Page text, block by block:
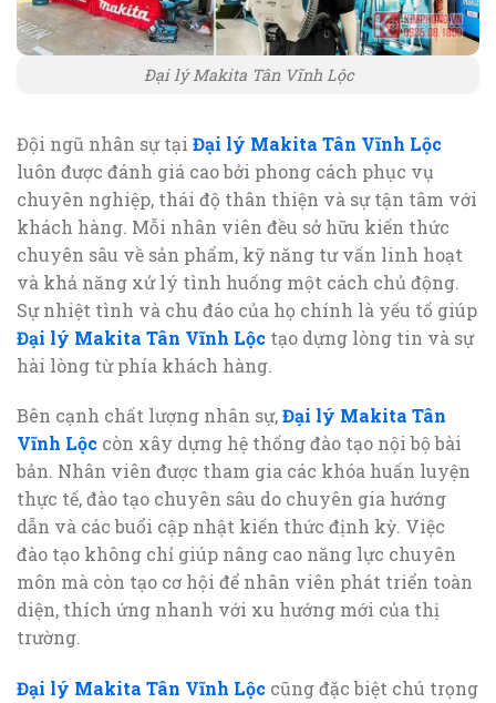
Đại lý Makita Tân Vĩnh Lộc
Đội ngũ nhân sự tại Đại lý Makita Tân Vĩnh Lộc
luôn được đánh giá cao bởi phong cách phục vụ
chuyên nghiệp, thái độ thân thiện và sự tận tâm với
khách hàng. Mỗi nhân viên đều sở hữu kiến thức
chuyên sâu về sản phẩm, kỹ năng tư vấn linh hoạt
và khả năng xử lý tình huống một cách chủ động.
Sự nhiệt tình và chu đáo của họ chính là yếu tố giúp
Đại lý Makita Tân Vĩnh Lộc tạo dựng lòng tin và sự
hài lòng từ phía khách hàng.
Bên cạnh chất lượng nhân sự,Đại lý Makita Tân
Vĩnh Lộc còn xây dựng hệ thống đào tạo nội bộ bài
bản. Nhân viên được tham gia các khóa huấn luyện
thực tế, đào tạo chuyên sâu do chuyên gia hướng
dẫn và các buổi cập nhật kiến thức định kỳ. Việc
đào tạo không chỉ giúp nâng cao năng lực chuyên
môn mà còn tạo cơ hội để nhân viên phát triển toàn
diện, thích ứng nhanh với xu hướng mới của thị
trường.
Đại lý Makita Tân Vĩnh Lộc cũng đặc biệt chú trọng